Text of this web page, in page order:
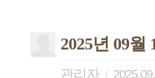
2025년 09
관리자 |